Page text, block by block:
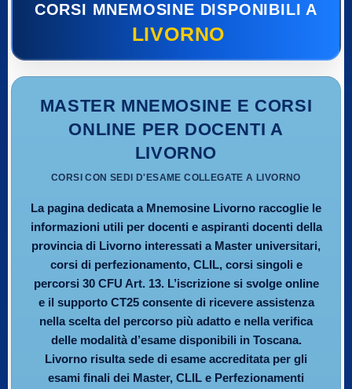
CORSI MNEMOSINE DISPONIBILI A
LIVORNO
MASTER MNEMOSINE E CORSI
ONLINE PER DOCENTI A
LIVORNO
CORSI CON SEDI D'ESAME COLLEGATE A LIVORNO
La pagina dedicata a Mnemosine Livorno raccoglie le
informazioni utili per docenti e aspiranti docenti della
provincia di Livorno interessati a Master universitari,
corsi di perfezionamento, CLIL, corsi singoli e
percorsi 30 CFU Art. 13. L’iscrizione si svolge online
e il supporto CT25 consente di ricevere assistenza
nella scelta del percorso più adatto e nella verifica
delle modalità d’esame disponibili in Toscana.
Livorno risulta sede di esame accreditata per gli
esami finali dei Master, CLIL e Perfezionamenti